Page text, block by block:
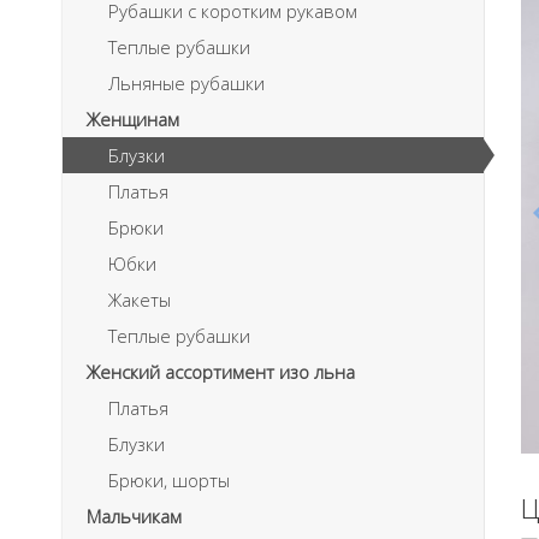
Рубашки с коротким рукавом
Теплые рубашки
Льняные рубашки
Женщинам
Блузки
Платья
Брюки
Юбки
Жакеты
Теплые рубашки
Женский ассортимент изо льна
Платья
Блузки
Брюки, шорты
Мальчикам